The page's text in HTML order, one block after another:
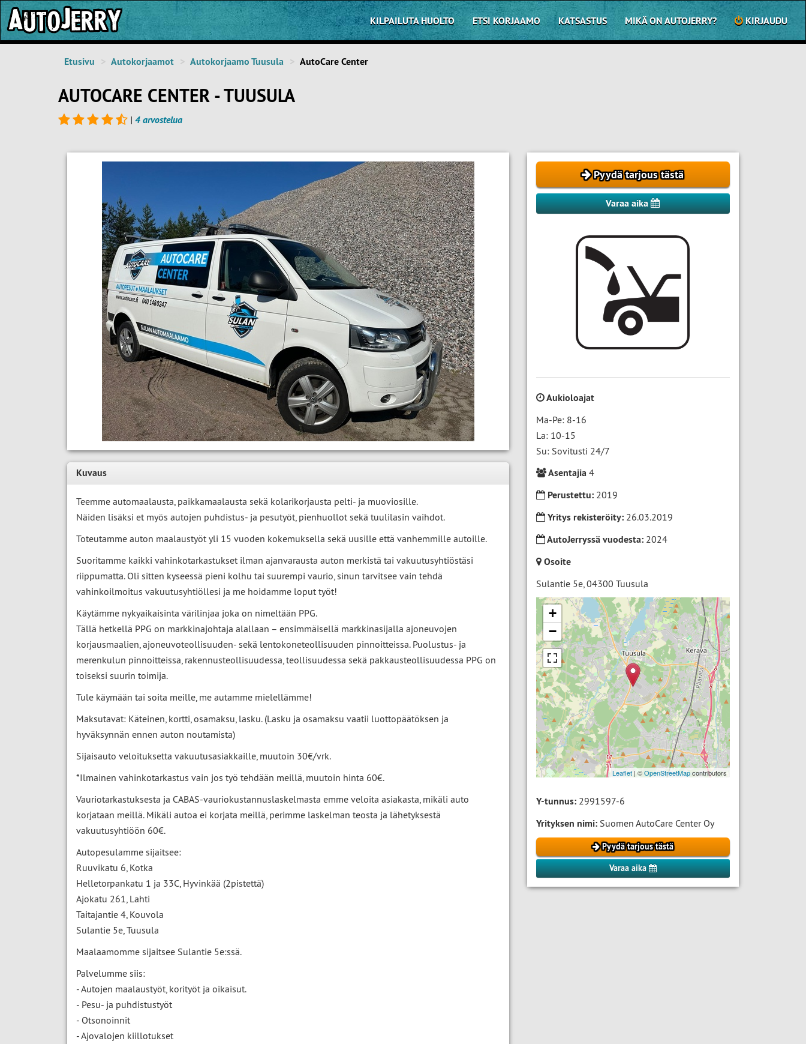
KILPAILUTA HUOLTO ETSI KORJAAMO KATSASTUS MIKÄ ON AUTOJERRY? KIRJAUDU
Etusivu Autokorjaamot Autokorjaamo Tuusula AutoCare Center
AUTOCARE CENTER - TUUSULA
| 4 arvostelua
Pyydä tarjous tästä
Varaa aika
Aukioloajat
Ma-Pe: 8-16
La: 10-15
Su: Sovitusti 24/7
Asentajia4
Perustettu:2019
Yritys rekisteröity:26.03.2019
AutoJerryssä vuodesta:2024
Osoite
Sulantie 5e,04300 Tuusula
+
−
Leaflet | ©OpenStreetMapcontributors
Y-tunnus:2991597-6
Yrityksen nimi:Suomen AutoCare Center Oy
Pyydä tarjous tästä
Varaa aika
Kuvaus
Teemme automaalausta, paikkamaalausta sekä kolarikorjausta pelti- ja muoviosille.
Näiden lisäksi et myös autojen puhdistus- ja pesutyöt, pienhuollot sekä tuulilasin vaihdot.
Toteutamme auton maalaustyöt yli 15 vuoden kokemuksella sekä uusille että vanhemmille autoille.
Suoritamme kaikki vahinkotarkastukset ilman ajanvarausta auton merkistä tai vakuutusyhtiöstäsi
riippumatta. Oli sitten kyseessä pieni kolhu tai suurempi vaurio, sinun tarvitsee vain tehdä
vahinkoilmoitus vakuutusyhtiöllesi ja me hoidamme loput työt!
Käytämme nykyaikaisinta värilinjaa joka on nimeltään PPG.
Tällä hetkellä PPG on markkinajohtaja alallaan – ensimmäisellä markkinasijalla ajoneuvojen
korjausmaalien, ajoneuvoteollisuuden- sekä lentokoneteollisuuden pinnoitteissa. Puolustus- ja
merenkulun pinnoitteissa, rakennusteollisuudessa, teollisuudessa sekä pakkausteollisuudessa PPG on
toiseksi suurin toimija.
Tule käymään tai soita meille, me autamme mielellämme!
Maksutavat: Käteinen, kortti, osamaksu, lasku. (Lasku ja osamaksu vaatii luottopäätöksen ja
hyväksynnän ennen auton noutamista)
Sijaisauto veloituksetta vakuutusasiakkaille, muutoin 30€/vrk.
*Ilmainen vahinkotarkastus vain jos työ tehdään meillä, muutoin hinta 60€.
Vauriotarkastuksesta ja CABAS-vauriokustannuslaskelmasta emme veloita asiakasta, mikäli auto
korjataan meillä. Mikäli autoa ei korjata meillä, perimme laskelman teosta ja lähetyksestä
vakuutusyhtiöön 60€.
Autopesulamme sijaitsee:
Ruuvikatu 6, Kotka
Helletorpankatu 1 ja 33C, Hyvinkää (2pistettä)
Ajokatu 261, Lahti
Taitajantie 4, Kouvola
Sulantie 5e, Tuusula
Maalaamomme sijaitsee Sulantie 5e:ssä.
Palvelumme siis:
- Autojen maalaustyöt, korityöt ja oikaisut.
- Pesu- ja puhdistustyöt
- Otsonoinnit
- Ajovalojen kiillotukset